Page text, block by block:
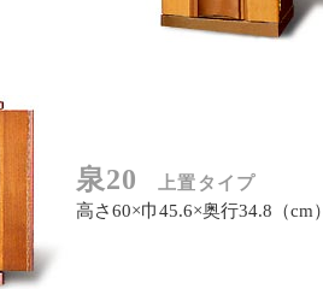
泉20
上置タイプ
高さ60×巾45.6×奥行34.8（cm）